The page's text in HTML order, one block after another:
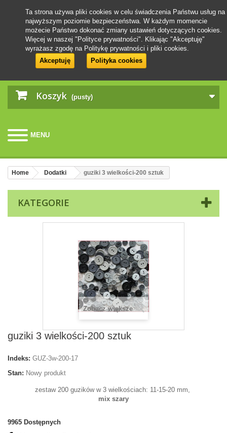
Koszyk (pusty)
MENU
Ta strona używa pliki cookies w celu świadczenia Państwu usług na
najwyższym poziomie bezpieczeństwa. W każdym momencie
możecie Państwo dokonać zmiany ustawień dotyczących cookies.
Więcej w naszej "Polityce prywatności". Klikając "Akceptuję"
wyrażasz zgodę na Politykę prywatności i pliki cookies.
Akceptuję
Polityka cookies
Home Dodatki guziki 3 wielkości-200 sztuk
KATEGORIE
Zobacz większe
guziki 3 wielkości-200 sztuk
Indeks: GUZ-3w-200-17
Stan: Nowy produkt
zestaw 200 guzików w 3 wielkościach: 11-15-20 mm,
mix szary
9965 Dostępnych